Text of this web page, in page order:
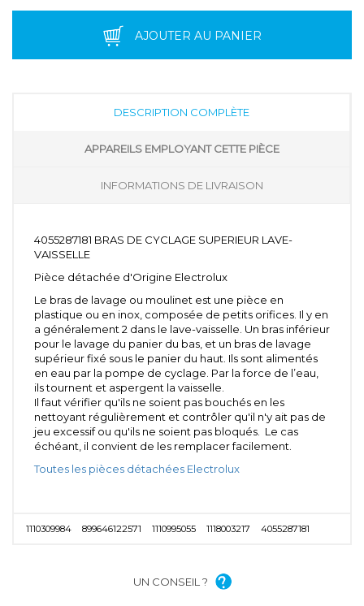
AJOUTER AU PANIER
DESCRIPTION COMPLÈTE
APPAREILS EMPLOYANT CETTE PIÈCE
INFORMATIONS DE LIVRAISON
4055287181 BRAS DE CYCLAGE SUPERIEUR LAVE-
VAISSELLE
Pièce détachée d'Origine Electrolux
Le bras de lavage ou moulinet est une pièce en
plastique ou en inox, composée de petits orifices. Il y en
a généralement 2 dans le lave-vaisselle. Un bras inférieur
pour le lavage du panier du bas, et un bras de lavage
supérieur fixé sous le panier du haut. Ils sont alimentés
en eau par la pompe de cyclage. Par la force de l’eau,
ils tournent et aspergent la vaisselle.
Il faut vérifier qu'ils ne soient pas bouchés en les
nettoyant régulièrement et contrôler qu'il n'y ait pas de
jeu excessif ou qu'ils ne soient pas bloqués. Le cas
échéant, il convient de les remplacer facilement.
Toutes les pièces détachées Electrolux
1110309984 899646122571 1110995055 1118003217 4055287181
UN CONSEIL ?